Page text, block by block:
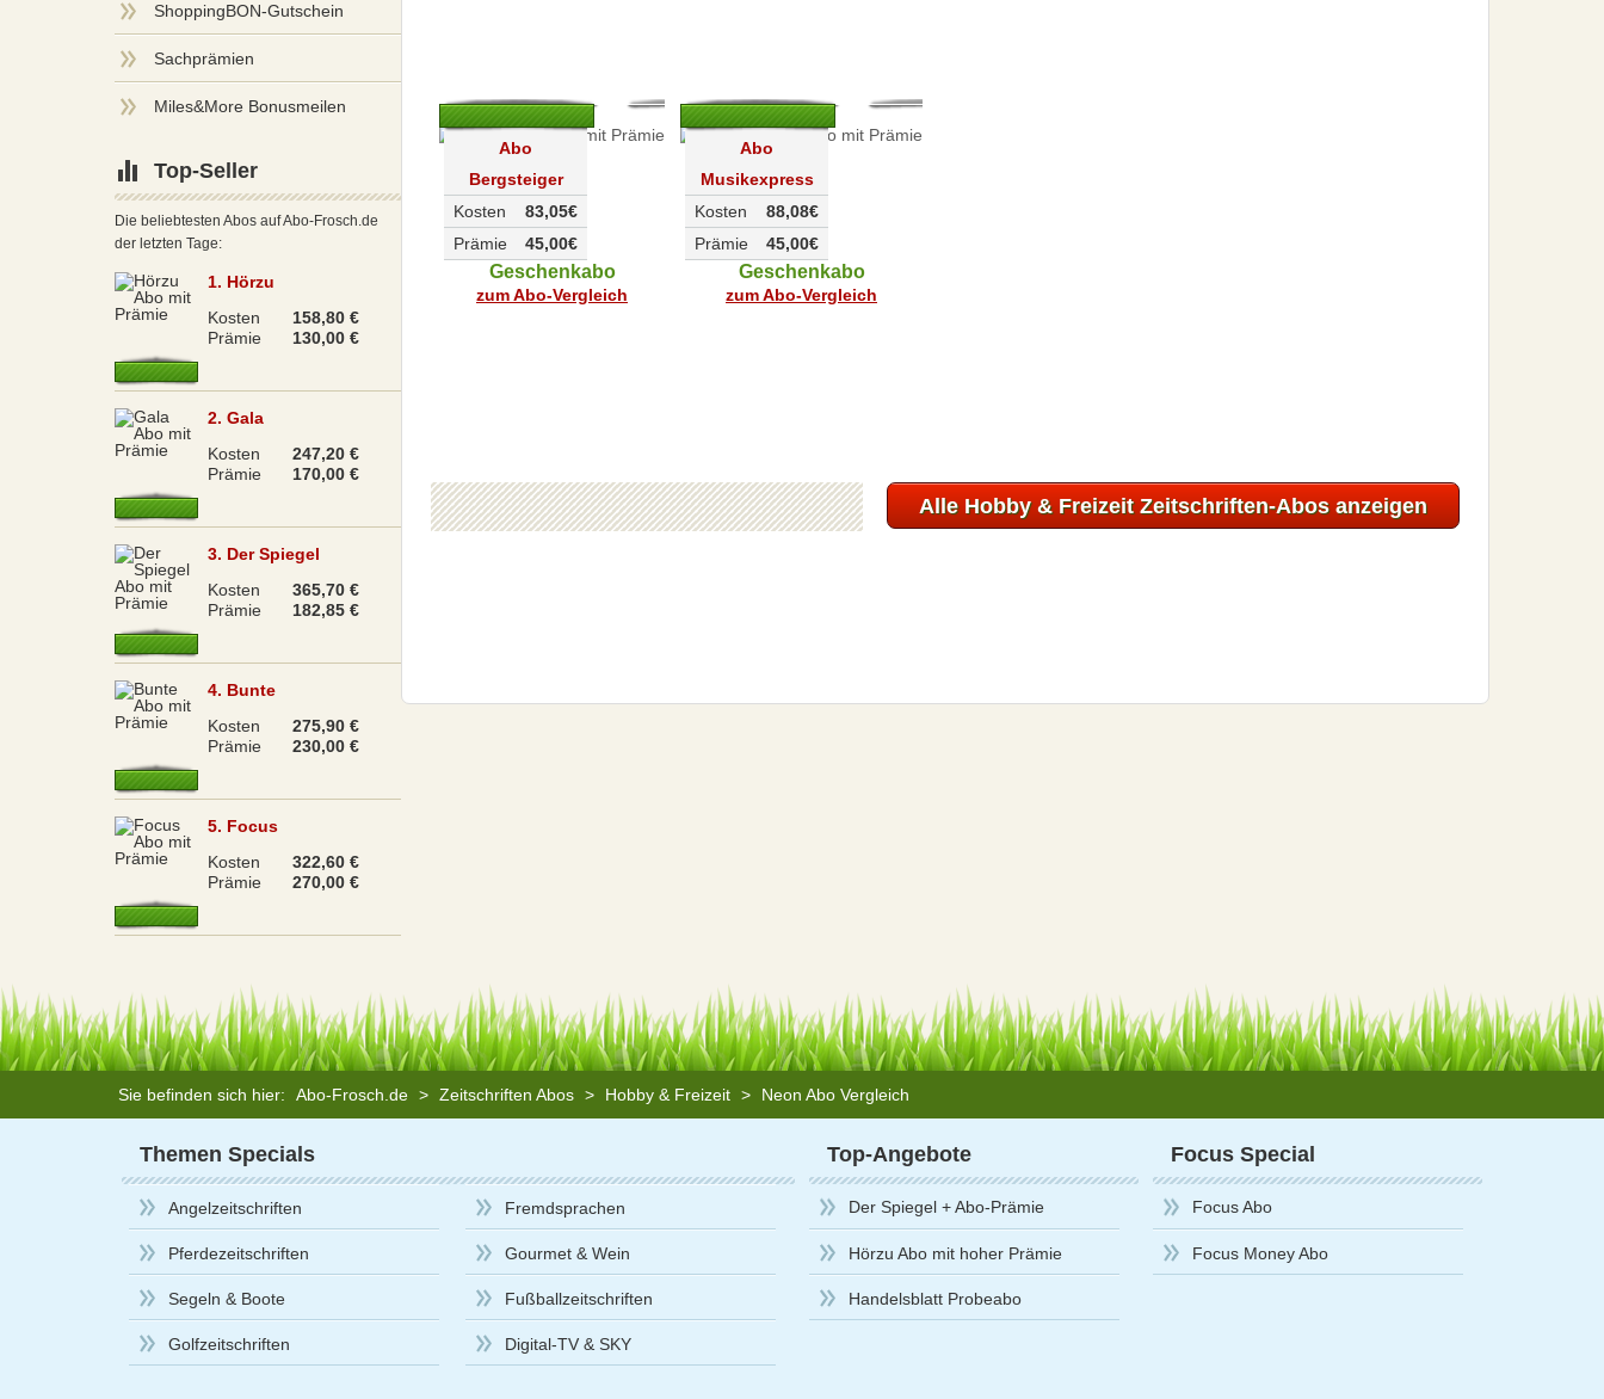
Abo
Bergsteiger
83,05€
Kosten
45,00€
Prämie
Geschenkabo
zum Abo-Vergleich
Abo
Musikexpress
88,08€
Kosten
45,00€
Prämie
Geschenkabo
zum Abo-Vergleich
Alle Hobby & Freizeit Zeitschriften-Abos anzeigen
ShoppingBON-Gutschein
Sachprämien
Miles&More Bonusmeilen
Top-Seller
Die beliebtesten Abos auf Abo-Frosch.de
der letzten Tage:
1. Hörzu
Kosten
158,80 €
Prämie
130,00 €
2. Gala
Kosten
247,20 €
Prämie
170,00 €
3. Der Spiegel
Kosten
365,70 €
Prämie
182,85 €
4. Bunte
Kosten
275,90 €
Prämie
230,00 €
5. Focus
Kosten
322,60 €
Prämie
270,00 €
Sie befinden sich hier: Abo-Frosch.de > Zeitschriften Abos > Hobby & Freizeit > Neon Abo Vergleich
Themen Specials
Angelzeitschriften
Pferdezeitschriften
Segeln & Boote
Golfzeitschriften
Fremdsprachen
Gourmet & Wein
Fußballzeitschriften
Digital-TV & SKY
Top-Angebote
Der Spiegel + Abo-Prämie
Hörzu Abo mit hoher Prämie
Handelsblatt Probeabo
Focus Special
Focus Abo
Focus Money Abo